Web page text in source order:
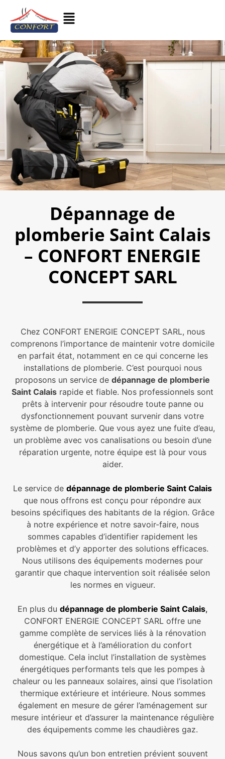
Dépannage de
plomberie Saint Calais
– CONFORT ENERGIE
CONCEPT SARL
Chez CONFORT ENERGIE CONCEPT SARL, nous
comprenons l’importance de maintenir votre domicile
en parfait état, notamment en ce qui concerne les
installations de plomberie. C’est pourquoi nous
proposons un service de dépannage de plomberie
Saint Calais rapide et fiable. Nos professionnels sont
prêts à intervenir pour résoudre toute panne ou
dysfonctionnement pouvant survenir dans votre
système de plomberie. Que vous ayez une fuite d’eau,
un problème avec vos canalisations ou besoin d’une
réparation urgente, notre équipe est là pour vous
aider.
Le service de dépannage de plomberie Saint Calais
que nous offrons est conçu pour répondre aux
besoins spécifiques des habitants de la région. Grâce
à notre expérience et notre savoir-faire, nous
sommes capables d’identifier rapidement les
problèmes et d’y apporter des solutions efficaces.
Nous utilisons des équipements modernes pour
garantir que chaque intervention soit réalisée selon
les normes en vigueur.
En plus du dépannage de plomberie Saint Calais,
CONFORT ENERGIE CONCEPT SARL offre une
gamme complète de services liés à la rénovation
énergétique et à l’amélioration du confort
domestique. Cela inclut l’installation de systèmes
énergétiques performants tels que les pompes à
chaleur ou les panneaux solaires, ainsi que l’isolation
thermique extérieure et intérieure. Nous sommes
également en mesure de gérer l’aménagement sur
mesure intérieur et d’assurer la maintenance régulière
des équipements comme les chaudières gaz.
Nous savons qu’un bon entretien prévient souvent